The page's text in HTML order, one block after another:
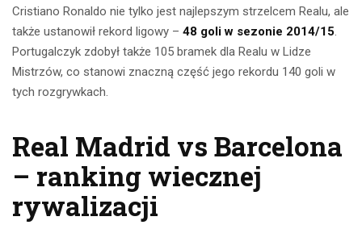
Cristiano Ronaldo nie tylko jest najlepszym strzelcem Realu, ale
także ustanowił rekord ligowy – 48 goli w sezonie 2014/15.
Portugalczyk zdobył także 105 bramek dla Realu w Lidze
Mistrzów, co stanowi znaczną część jego rekordu 140 goli w
tych rozgrywkach.
Real Madrid vs Barcelona
– ranking wiecznej
rywalizacji